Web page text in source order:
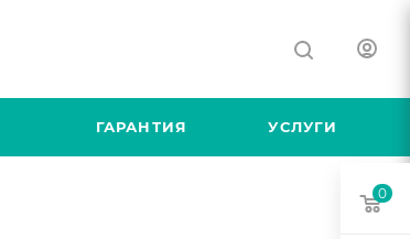
ГАРАНТИЯ УСЛУГИ
0